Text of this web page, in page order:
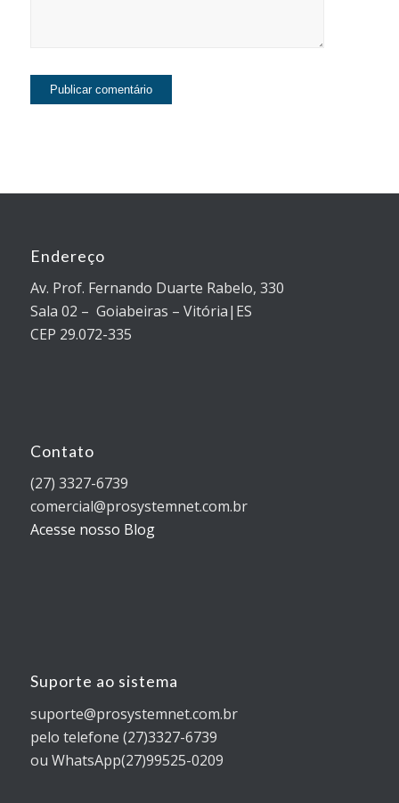
Endereço
Av. Prof. Fernando Duarte Rabelo, 330
Sala 02 – Goiabeiras – Vitória|ES
CEP 29.072-335
Contato
(27) 3327-6739
comercial@prosystemnet.com.br
Acesse nosso Blog
Suporte ao sistema
suporte@prosystemnet.com.br
pelo telefone (27)3327-6739
ou WhatsApp(27)99525-0209